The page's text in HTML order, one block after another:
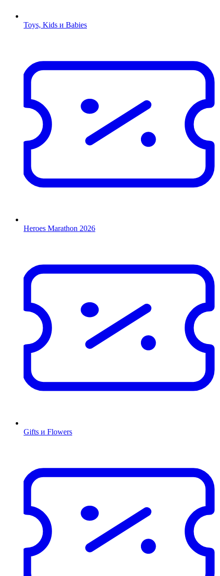
Toys, Kids и Babies
Heroes Marathon 2026
Gifts и Flowers